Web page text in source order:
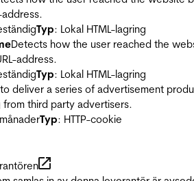
Typ: Lokal HTML-lagring
Detects how the user reached the
address.
Typ: Lokal HTML-lagring
deliver a series of advertisement
from third party advertisers.
Typ: HTTP-cookie